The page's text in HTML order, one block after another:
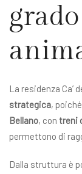
La residenza Ca’
strategica,
Bellano, con treni
permettono di
Dalla struttura è